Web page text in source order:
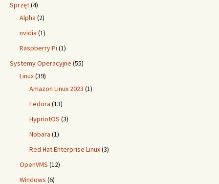
Sprzęt(4)
Alpha (2)
nvidia (1)
Raspberry Pi (1)
Systemy Operacyjne (55)
Linux(39)
Amazon Linux 2023 (1)
Fedora (13)
HypriotOS (3)
Nobara (1)
Red Hat Enterprise Linux(3)
OpenVMS (12)
Windows (6)